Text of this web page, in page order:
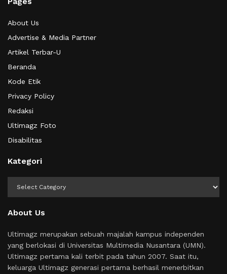
About Us
Advertise & Media Partner
Artikel Terbar-U
Beranda
Kode Etik
Privacy Policy
Redaksi
Ultimagz Foto
Disabilitas
Kategori
About Us
Ultimagz merupakan sebuah majalah kampus independen
yang berlokasi di Universitas Multimedia Nusantara (UMN).
Ultimagz pertama kali terbit pada tahun 2007. Saat itu,
keluarga Ultimagz generasi pertama berhasil menerbitkan